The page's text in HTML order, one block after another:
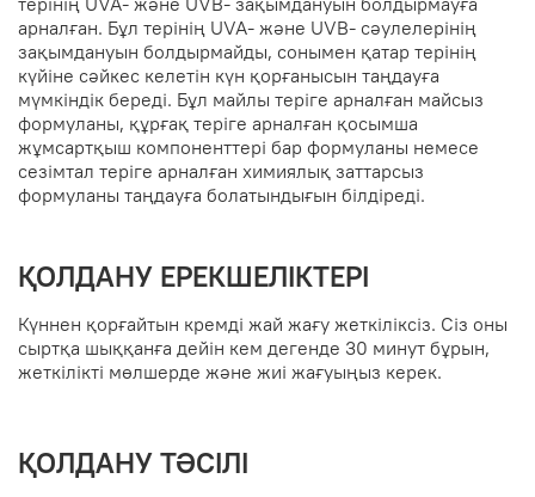
арналған. Бұл терінің UVA- және UVB- сәулелерінің
зақымдануын болдырмайды, сонымен қатар терінің
күйіне сәйкес келетін күн қорғанысын таңдауға
мүмкіндік береді. Бұл майлы теріге арналған майсыз
формуланы, құрғақ теріге арналған қосымша
жұмсартқыш компоненттері бар формуланы немесе
сезімтал теріге арналған химиялық заттарсыз
формуланы таңдауға болатындығын білдіреді.
ҚОЛДАНУ ЕРЕКШЕЛІКТЕРІ
Күннен қорғайтын кремді жай жағу жеткіліксіз. Сіз оны
сыртқа шыққанға дейін кем дегенде 30 минут бұрын,
жеткілікті мөлшерде және жиі жағуыңыз керек.
ҚОЛДАНУ ТӘСІЛІ